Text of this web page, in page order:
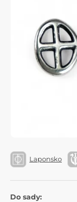
Laponsko
Do sady: